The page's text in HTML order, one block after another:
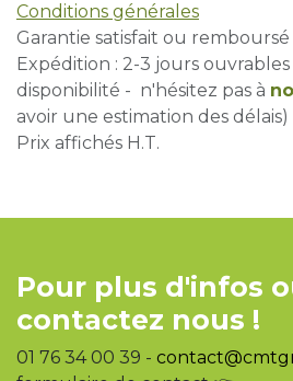
Conditions générales
Garantie satisfait ou
Expédition : 2-3 jours
disponibilité - n'hésitez pas à
avoir une estimation des délais)
Prix affichés H.T.
Pour plus d'infos
contactez nous !
01 76 34 00 39 -